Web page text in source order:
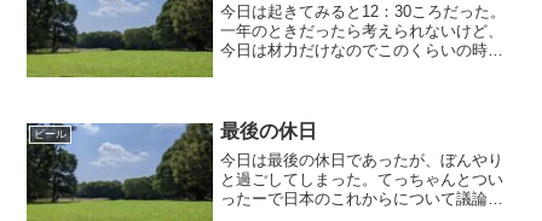
今日は起きてみると12：30ころだった。
一年のときだったら考えられないけど、
今日は材力だけなのでこのくらいの時間
ど、EXCEL（実はC...
ビール 最後の休日
今日は最後の休日であったが、ぼんやり
と過ごしてしまった。てっちゃんとつい
ったーで日本のこれからについて議論し